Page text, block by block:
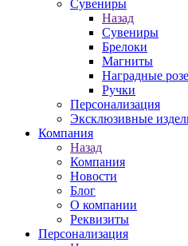
Сувениры
Назад
Сувениры
Брелоки
Магниты
Наградные
Ручки
Персонализация
Эксклюзивные
Компания
Назад
Компания
Новости
Блог
О компании
Реквизиты
Персонализация